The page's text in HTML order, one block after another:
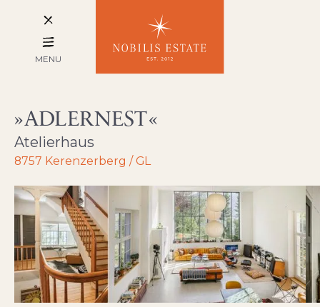
MENU
ADLERNEST
Atelierhaus
8757 Kerenzerberg / GL